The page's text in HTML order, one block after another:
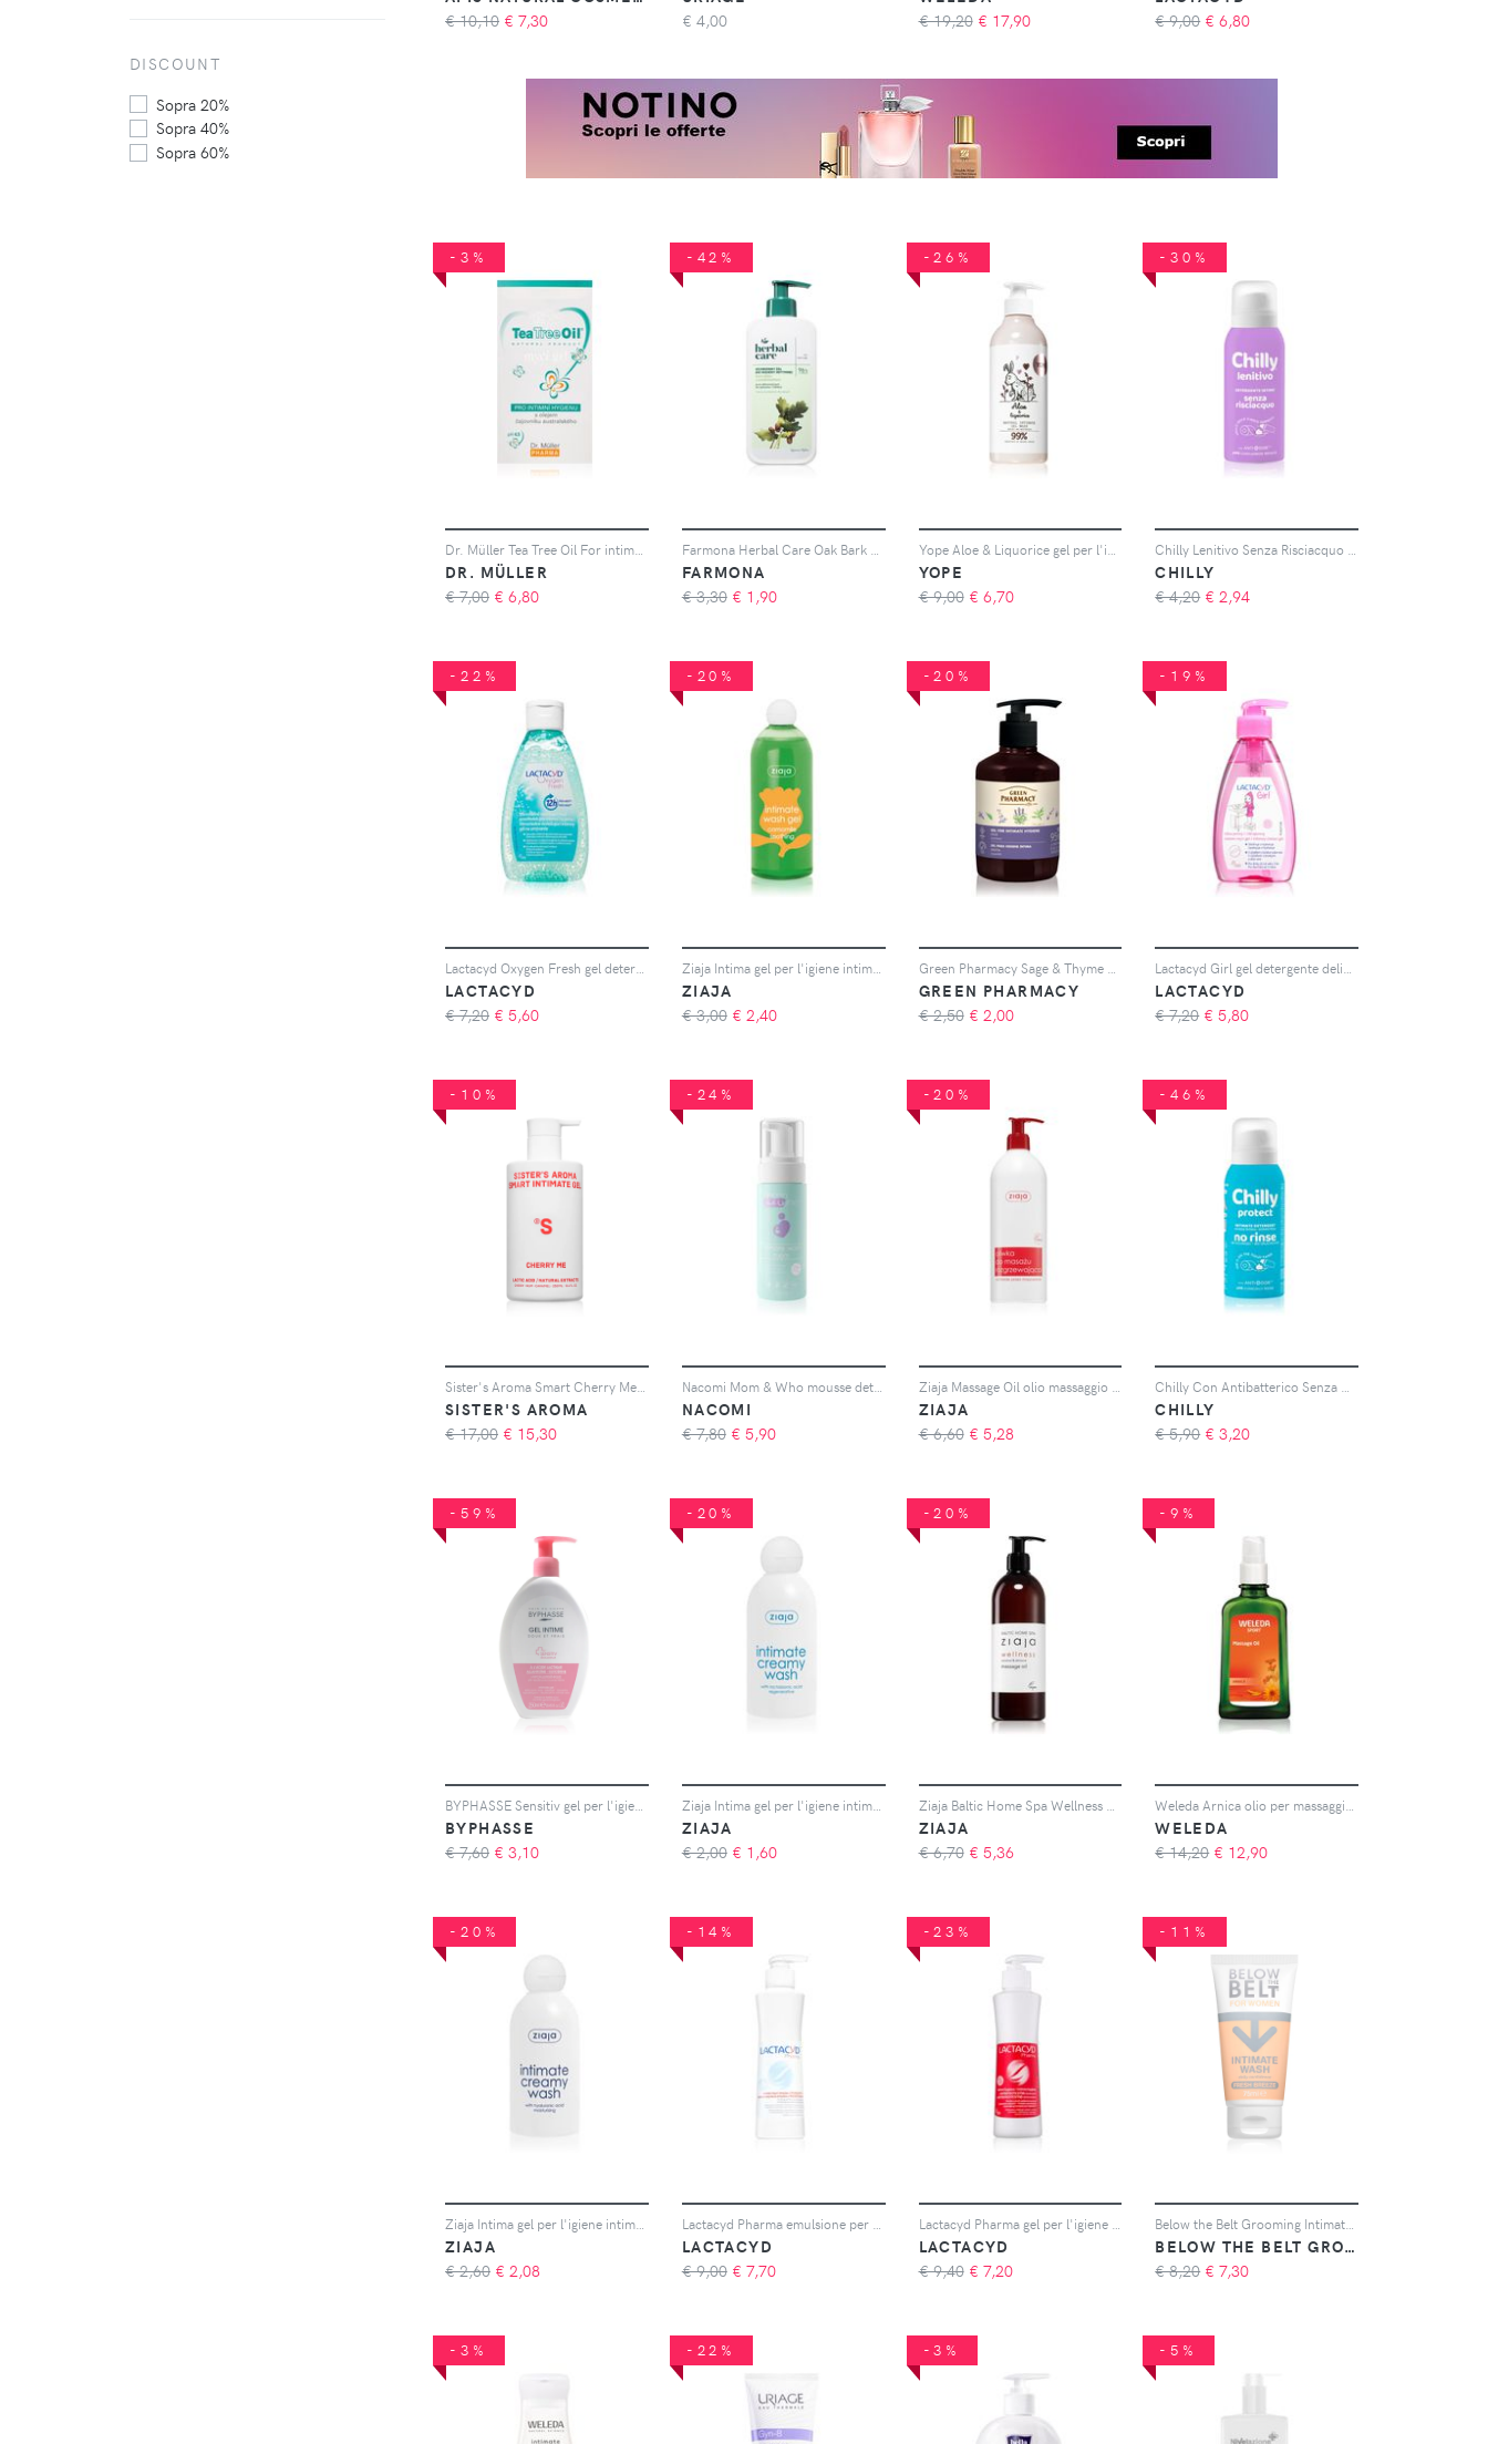
€ 10,10 € 7,30
€ 4,00
€ 19,20 € 17,90
€ 9,00 € 6,80
-3%
Dr. Müller Tea Tree Oil For intimate hygiene gel per l'igiene intima con estratto della pianta del the 200 ml
DR. MÜLLER
€ 7,00 € 6,80
-42%
Farmona Herbal Care Oak Bark gel per l'igiene intima 330 ml
FARMONA
€ 3,30 € 1,90
-26%
Yope Aloe & Liquorice gel per l'igiene intima 300 ml
YOPE
€ 9,00 € 6,70
-30%
Chilly Lenitivo Senza Risciacquo mousse detergente delicata per l'igiene intima 100 ml
CHILLY
€ 4,20 € 2,94
-22%
Lactacyd Oxygen Fresh gel detergente rinfrescante per l'igiene intima 200 ml
LACTACYD
€ 7,20 € 5,60
-20%
Ziaja Intima gel per l'igiene intima effetto lenitivo camomilla 500 ml
ZIAJA
€ 3,00 € 2,40
-20%
Green Pharmacy Sage & Thyme Gel for Intimate Hygiene gel lenitivo per l'igiene intima 370 ml
GREEN PHARMACY
€ 2,50 € 2,00
-19%
Lactacyd Girl gel detergente delicato per l'igiene intima 200 ml
LACTACYD
€ 7,20 € 5,80
-10%
Sister's Aroma Smart Cherry Me gel per l'igiene intima 250 ml
SISTER'S AROMA
€ 17,00 € 15,30
-24%
Nacomi Mom & Who mousse detergente per l'igiene intima 150 ml
NACOMI
€ 7,80 € 5,90
-20%
Ziaja Massage Oil olio massaggio riscaldante 500 ml
ZIAJA
€ 6,60 € 5,28
-46%
Chilly Con Antibatterico Senza Risciacquo mousse detergente per l'igiene intima 100 ml
CHILLY
€ 5,90 € 3,20
-59%
BYPHASSE Sensitiv gel per l'igiene intima 250 ml
BYPHASSE
€ 7,60 € 3,10
-20%
Ziaja Intima gel per l'igiene intima per pelli sensibili 200 ml
ZIAJA
€ 2,00 € 1,60
-20%
Ziaja Baltic Home Spa Wellness olio per massaggi 490 ml
ZIAJA
€ 6,70 € 5,36
-9%
Weleda Arnica olio per massaggi 100 ml
WELEDA
€ 14,20 € 12,90
-20%
Ziaja Intima gel per l'igiene intima effetto idratante 200 ml
ZIAJA
€ 2,60 € 2,08
-14%
Lactacyd Pharma emulsione per l'igiene intima with Prebiotic 250 ml
LACTACYD
€ 9,00 € 7,70
-23%
Lactacyd Pharma gel per l'igiene intima per pelli irritate 250 ml
LACTACYD
€ 9,40 € 7,20
-11%
Below the Belt Grooming Intimate Wash gel per l'igiene intima 75 ml
BELOW THE BELT GROOMING
€ 8,20 € 7,30
-3% -22% -3% -5%
DISCOUNT
Sopra 20%
Sopra 40%
Sopra 60%